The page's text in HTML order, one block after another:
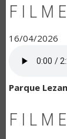
16/04/2026
Parque